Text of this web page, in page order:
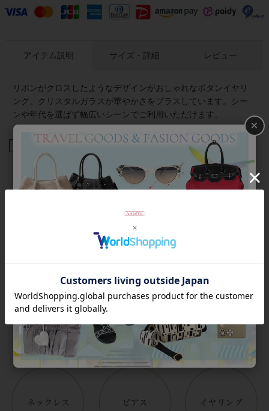
アイテム説明
リボンがクロスしたようなデザインがおしゃれなボタンイヤリ
ング。クリスタルガラスが華やかさをプラスしています。シー
ンや年代を選ばず幅広いシーンでご利用いただけます。
サイズ・詳細 レビュー
Category
アイテムカテゴリー
×